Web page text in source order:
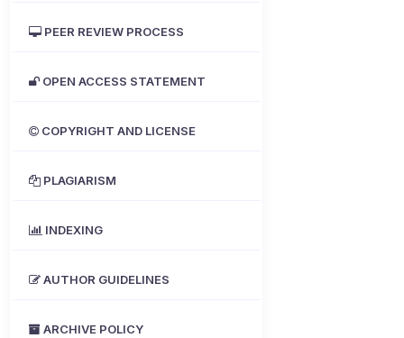
PEER REVIEW PROCESS
OPEN ACCESS STATEMENT
COPYRIGHT AND LICENSE
PLAGIARISM
INDEXING
AUTHOR GUIDELINES
ARCHIVE POLICY